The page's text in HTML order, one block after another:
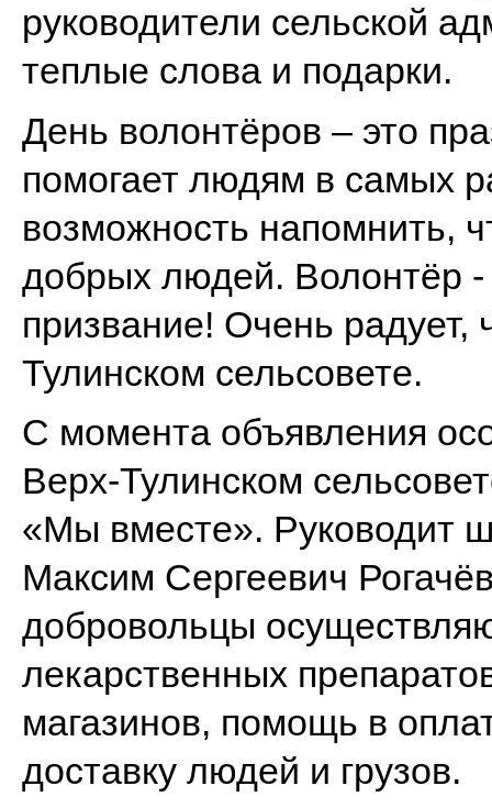
руководители сельской
теплые слова и подарки.
День волонтёров – это
помогает людям в самых
возможность напомнить,
добрых людей. Волонтёр -
призвание! Очень радует,
Тулинском сельсовете.
С момента объявления
Верх-Тулинском
«Мы вместе». Руководит
Максим Сергеевич
добровольцы
лекарственных
магазинов, помощь в
доставку людей и грузов.